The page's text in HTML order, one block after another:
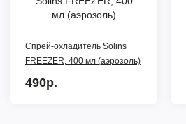
Спрей-охладитель Solins
FREEZER, 400 мл (аэрозоль)
490р.